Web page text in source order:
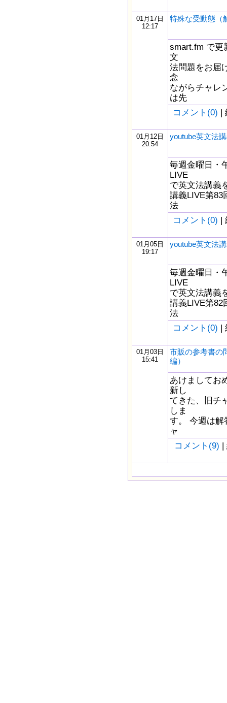
01月17日
12:17
特殊な受動態（
smart.fm で更
文
法問題をお届
念
ながらチャレ
は先
コメント(0) |
01月12日
20:54
youtube英文法
毎週金曜日・
LIVE
で英文法講義
講義LIVE第83
法
コメント(0) |
01月05日
19:17
youtube英文法
毎週金曜日・
LIVE
で英文法講義
講義LIVE第82
法
コメント(0) |
01月03日
15:41
市販の参考書の
編）
あけましてお
新し
てきた、旧チ
しま
す。 今週は解
ャ
コメント(9) |